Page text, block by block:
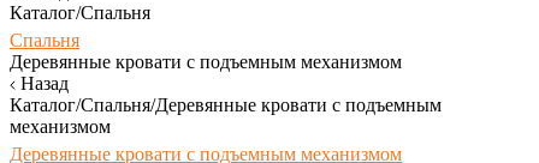
Каталог/Спальня
Спальня
Деревянные кровати с подъемным механизмом
Назад
Каталог/Спальня/Деревянные кровати с подъемным
механизмом
Деревянные кровати с подъемным механизмом